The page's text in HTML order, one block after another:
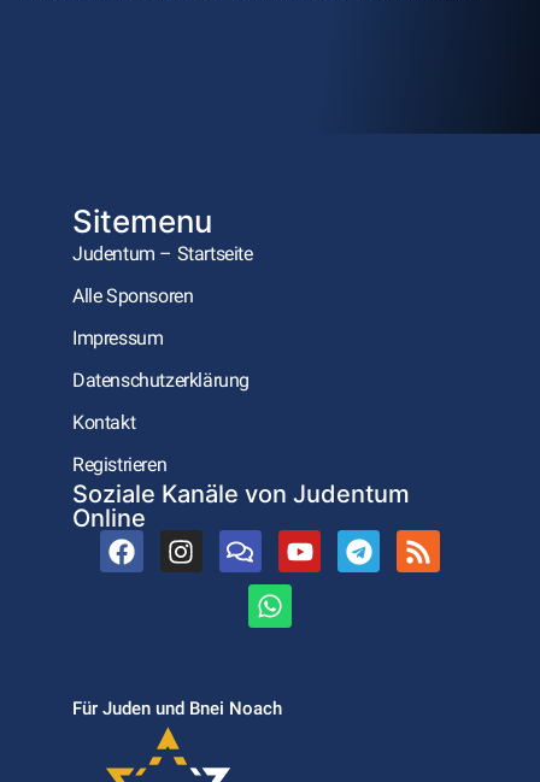
Sitemenu
Judentum – Startseite
Alle Sponsoren
Impressum
Datenschutzerklärung
Kontakt
Registrieren
Soziale Kanäle von Judentum
Online
Für Juden und Bnei Noach